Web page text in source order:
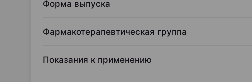
Форма выпуска
Фармакотерапевтическая группа
Показания к применению